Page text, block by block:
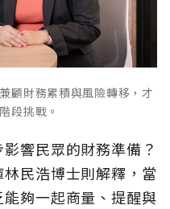
顧財務累積與風險轉移，才
段挑戰。
響民眾的財務準備？
民浩博士則解釋，當
夠一起商量、提醒與